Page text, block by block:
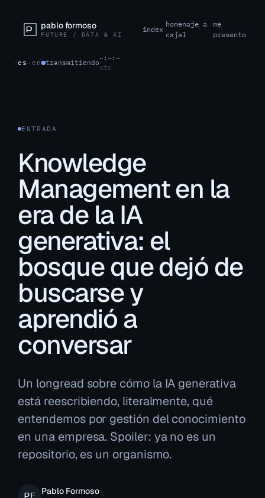
pablo formoso
FUTURE / DATA & AI
index
homenaje a
cajal
me
presento
es ·en transmitiendo
–:–:–
utc
ENTRADA
Knowledge
Management en la
era de la IA
generativa: el
bosque que dejó de
buscarse y
aprendió a
conversar
Un longread sobre cómo la IA generativa
está reescribiendo, literalmente, qué
entendemos por gestión del conocimiento
en una empresa. Spoiler: ya no es un
repositorio, es un organismo.
Pablo Formoso